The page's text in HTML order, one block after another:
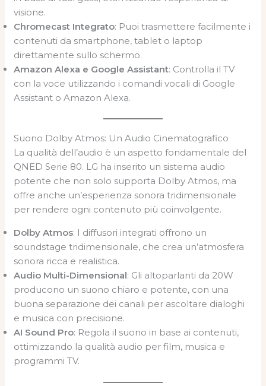
visione.
Chromecast Integrato: Puoi trasmettere facilmente i
contenuti da smartphone, tablet o laptop
direttamente sullo schermo.
Amazon Alexa e Google Assistant: Controlla il TV
con la voce utilizzando i comandi vocali di Google
Assistant o Amazon Alexa.
Suono Dolby Atmos: Un Audio Cinematografico
La qualità dell’audio è un aspetto fondamentale del
QNED Serie 80. LG ha inserito un sistema audio
potente che non solo supporta Dolby Atmos, ma
offre anche un’esperienza sonora tridimensionale
per rendere ogni contenuto più coinvolgente.
Dolby Atmos: I diffusori integrati offrono un
soundstage tridimensionale, che crea un’atmosfera
sonora ricca e realistica.
Audio Multi-Dimensional: Gli altoparlanti da 20W
producono un suono chiaro e potente, con una
buona separazione dei canali per ascoltare dialoghi
e musica con precisione.
AI Sound Pro: Regola il suono in base ai contenuti,
ottimizzando la qualità audio per film, musica e
programmi TV.